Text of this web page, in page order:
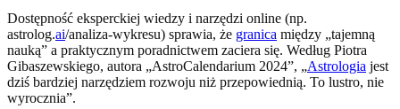
Dostępność eksperckiej wiedzy i narzędzi online (np.
astrolog.ai/analiza-wykresu) sprawia, że granica między „tajemną
nauką” a praktycznym poradnictwem zaciera się. Według Piotra
Gibaszewskiego, autora „AstroCalendarium 2024”, „Astrologia jest
dziś bardziej narzędziem rozwoju niż przepowiednią. To lustro, nie
wyrocznia”.